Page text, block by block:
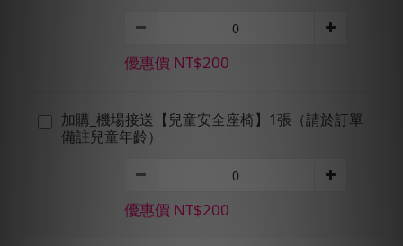
優惠價 NT$200
加購_機場接送【兒童安全座椅】1張（請於訂單
備註兒童年齡）
優惠價 NT$200